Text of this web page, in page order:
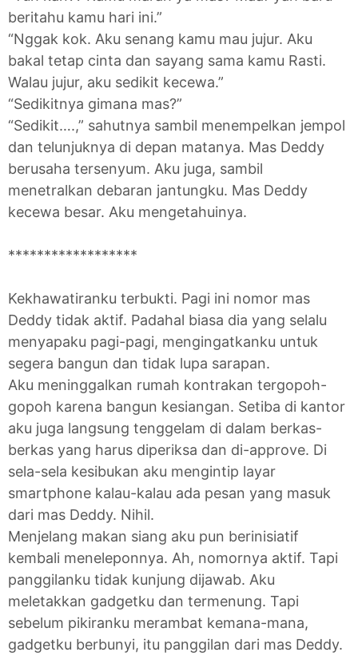
beritahu kamu hari ini.”
“Nggak kok. Aku senang kamu mau jujur. Aku
bakal tetap cinta dan sayang sama kamu Rasti.
Walau jujur, aku sedikit kecewa.”
“Sedikitnya gimana mas?”
“Sedikit….,” sahutnya sambil menempelkan jempol
dan telunjuknya di depan matanya. Mas Deddy
berusaha tersenyum. Aku juga, sambil
menetralkan debaran jantungku. Mas Deddy
kecewa besar. Aku mengetahuinya.
******************
Kekhawatiranku terbukti. Pagi ini nomor mas
Deddy tidak aktif. Padahal biasa dia yang selalu
menyapaku pagi-pagi, mengingatkanku untuk
segera bangun dan tidak lupa sarapan.
Aku meninggalkan rumah kontrakan tergopoh-
gopoh karena bangun kesiangan. Setiba di kantor
aku juga langsung tenggelam di dalam berkas-
berkas yang harus diperiksa dan di-approve. Di
sela-sela kesibukan aku mengintip layar
smartphone kalau-kalau ada pesan yang masuk
dari mas Deddy. Nihil.
Menjelang makan siang aku pun berinisiatif
kembali meneleponnya. Ah, nomornya aktif. Tapi
panggilanku tidak kunjung dijawab. Aku
meletakkan gadgetku dan termenung. Tapi
sebelum pikiranku merambat kemana-mana,
gadgetku berbunyi, itu panggilan dari mas Deddy.